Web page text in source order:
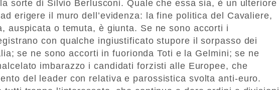
sorte di Silvio Berlusconi. Quale che essa sia, è un ulteriore
erigere il muro dell’evidenza: la fine politica del Cavaliere,
auspicata o temuta, è giunta. Se ne sono accorti i
con qualche ingiustificato stupore il sorpasso dei
se ne sono accorti in fuorionda Toti e la Gelmini; se ne
imbarazzo i candidati forzisti alle Europee, che
del leader con relativa e parossistica svolta anti-euro.